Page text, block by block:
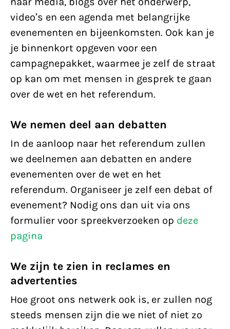
video’s en een agenda met belangrijke
evenementen en bijeenkomsten. Ook kan je
je binnenkort opgeven voor een
campagnepakket, waarmee je zelf de straat
op kan om met mensen in gesprek te gaan
over de wet en het referendum.
We nemen deel aan debatten
In de aanloop naar het referendum zullen
we deelnemen aan debatten en andere
evenementen over de wet en het
referendum. Organiseer je zelf een debat of
evenement? Nodig ons dan uit via ons
formulier voor spreekverzoeken op deze
pagina
We zijn te zien in reclames en
advertenties
Hoe groot ons netwerk ook is, er zullen nog
steeds mensen zijn die we niet of niet zo